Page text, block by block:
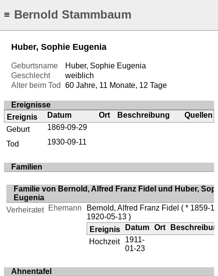
≡ Bernold Stammbaum
Huber, Sophie Eugenia
Geburtsname
Huber, Sophie Eugenia
Geschlecht
weiblich
Alter beim Tod
60 Jahre, 11 Monate, 12 Tage
Ereignisse
Ereignis
Datum Ort Beschreibung
Quellen
Geburt
1869-09-29
Tod
1930-09-11
Familien
Familie von Bernold, Alfred Franz Fidel und Huber,
Eugenia
Verheiratet
Ehemann Bernold, Alfred Franz Fidel ( * 1859-
1920-05-13 )
Ereignis
Datum Ort
Hochzeit
1911-
01-23
Ahnentafel